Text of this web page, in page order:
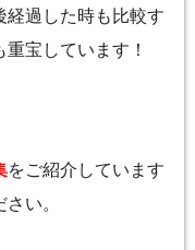
経過した時も比較す
宝しています！
をご紹介しています
い。